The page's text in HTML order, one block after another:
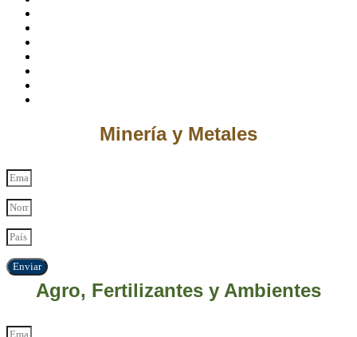
Minería y Metales
Enviar
Agro, Fertilizantes y Ambientes